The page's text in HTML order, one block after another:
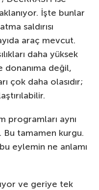
İşte bunlar
saldırısı
araç mevcut.
daha yüksek
donanıma değil,
çok daha olasıdır;
programları aynı
Bu tamamen kurgu.
eylemin ne anlamı
ve geriye tek